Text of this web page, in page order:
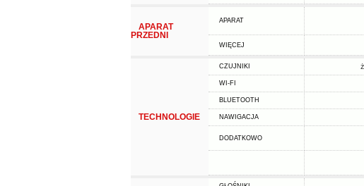
APARAT
PRZEDNI
APARAT
WIĘCEJ
TECHNOLOGIE
CZUJNIKI
WI-FI
BLUETOOTH
NAWIGACJA
DODATKOWO